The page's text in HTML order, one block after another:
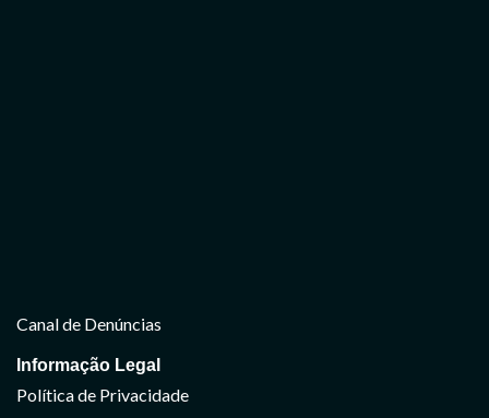
Canal de Denúncias
Informação Legal
Política de Privacidade